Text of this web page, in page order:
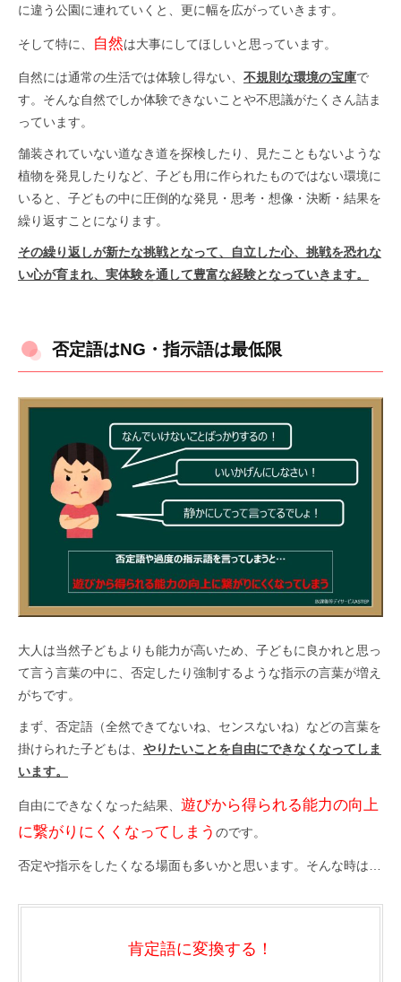
に違う公園に連れていくと、更に幅を広がっていきます。
そして特に、 自然は大事にしてほしいと思っています。
自然には通常の生活では体験し得ない、 不規則な環境の宝庫で
す。そんな自然でしか体験できないことや不思議がたくさん詰ま
っています。
舗装されていない道なき道を探検したり、見たこともないような
植物を発見したりなど、子ども用に作られたものではない環境に
いると、子どもの中に圧倒的な発見・思考・想像・決断・結果を
繰り返すことになります。
その繰り返しが新たな挑戦となって、自立した心、挑戦を恐れな
い心が育まれ、実体験を通して豊富な経験となっていきます。
否定語はNG・指示語は最低限
大人は当然子どもよりも能力が高いため、子どもに良かれと思っ
て言う言葉の中に、否定したり強制するような指示の言葉が増え
がちです。
まず、否定語（全然できてないね、センスないね）などの言葉を
掛けられた子どもは、 やりたいことを自由にできなくなってしま
います。
自由にできなくなった結果、 遊びから得られる能力の向上
に繋がりにくくなってしまう のです。
否定や指示をしたくなる場面も多いかと思います。そんな時は…
肯定語に変換する！